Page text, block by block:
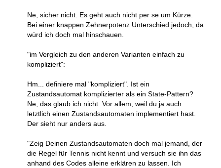
Ne, sicher nicht. Es geht auch nicht per se um Kürze.
Bei einer knappen Zehnerpotenz Unterschied jedoch, da
würd ich doch mal hinschauen.
"im Vergleich zu den anderen Varianten einfach zu
kompliziert":
Hm... definiere mal "kompliziert". Ist ein
Zustandsautomat komplizierter als ein State-Pattern?
Ne, das glaub ich nicht. Vor allem, weil du ja auch
letztlich einen Zustandsautomaten implementiert hast.
Der sieht nur anders aus.
"Zeig Deinen Zustandsautomaten doch mal jemand, der
die Regel für Tennis nicht kennt und versuch sie ihn das
anhand des Codes alleine erklären zu lassen. Ich